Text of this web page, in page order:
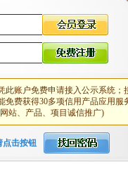
此账户免费申请接入公示系统；
免费获得30多项信用产品应用服
站、产品、项目诚信推广)
点击按钮